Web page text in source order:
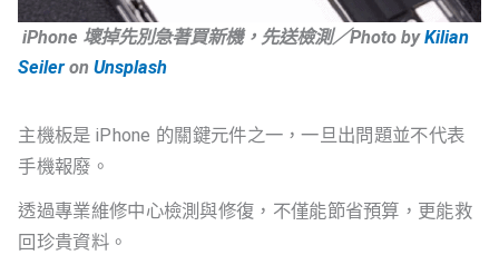
iPhone 壞掉先別急著買新機，先送檢測／Photo byKilian
Seileron Unsplash
主機板是 iPhone 的關鍵元件之一，一旦出問題並不代表
手機報廢。
透過專業維修中心檢測與修復，不僅能節省預算，更能救
回珍貴資料。